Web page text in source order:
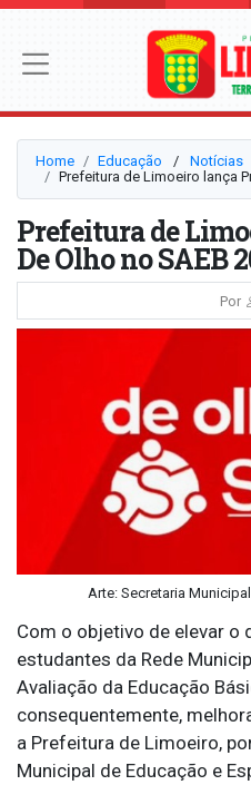
Home Educação ⠀/⠀ Notícias
Prefeitura de Limoeiro lança
Prefeitura de
De Olho no SAEB
Por
Arte: Secretaria
Com o objetivo de elevar o
estudantes da Rede
Avaliação da Educação
consequentemente,
a Prefeitura de Limoeiro,
Municipal de Educação e